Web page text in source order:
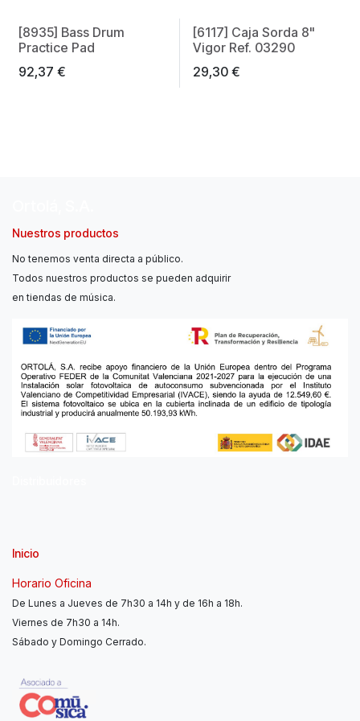
[8935] Bass Drum
Practice Pad
92,37 €
[6117] Caja Sorda 8"
Vigor Ref. 03290
29,30€
Nuestros productos
No tenemos venta directa a público.
Todos nuestros productos se pueden adquirir
en tiendas de música.
Inicio
Horario Oficina
De Lunes a Jueves de 7h30 a 14h y de 16h a 18h.
Viernes de 7h30 a 14h.
Sábado y Domingo Cerrado.